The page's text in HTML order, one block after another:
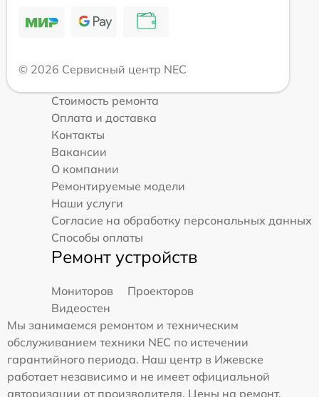
© 2026 Сервисный центр NEC
Стоимость ремонта
Оплата и доставка
Контакты
Вакансии
О компании
Ремонтируемые модели
Наши услуги
Согласие на обработку персональных данных
Способы оплаты
Ремонт устройств
Мониторов
Проекторов
Видеостен
Мы занимаемся ремонтом и техническим
обслуживанием техники NEC по истечении
гарантийного периода. Наш центр в Ижевске
работает независимо и не имеет официальной
авторизации от производителя. Цены на ремонт,